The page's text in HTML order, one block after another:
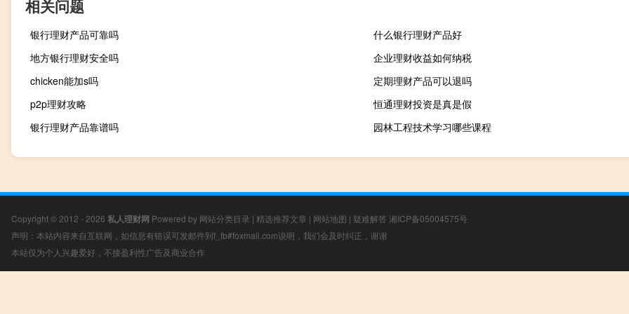
相关问题
银行理财产品可靠吗
什么银行理财产品好
地方银行理财安全吗
企业理财收益如何纳税
chicken能加s吗
定期理财产品可以退吗
p2p理财攻略
恒通理财投资是真是假
银行理财产品靠谱吗
园林工程技术学习哪些课程
Copyright © 2012 - 2026 私人理财网 Powered by 网站分类目录 | 精选推荐文章 | 网站地图 | 疑难解答 湘ICP备05004575号
声明：本站内容来自互联网，如信息有错误可发邮件到f_fb#foxmail.com说明，我们会及时纠正，谢谢
本站仅为个人兴趣爱好，不接盈利性广告及商业合作